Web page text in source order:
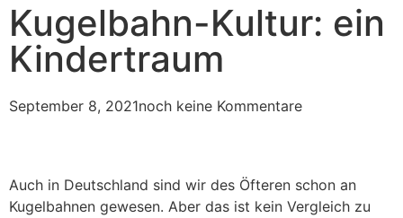
Kugelbahn-Kultur: ein
Kindertraum
September 8, 2021noch keine Kommentare
Auch in Deutschland sind wir des Öfteren schon an
Kugelbahnen gewesen. Aber das ist kein Vergleich zu